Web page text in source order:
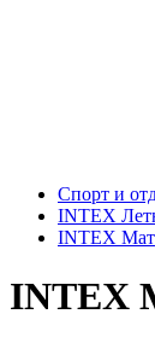
Спорт и
INTEX
INTEX
INTEX